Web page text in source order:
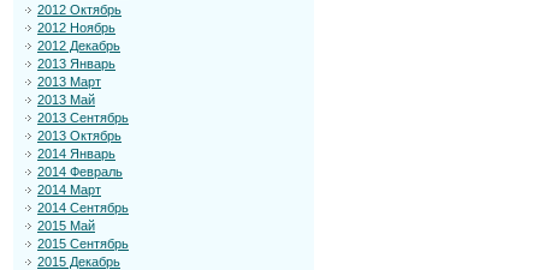
2012 Октябрь
2012 Ноябрь
2012 Декабрь
2013 Январь
2013 Март
2013 Май
2013 Сентябрь
2013 Октябрь
2014 Январь
2014 Февраль
2014 Март
2014 Сентябрь
2015 Май
2015 Сентябрь
2015 Декабрь